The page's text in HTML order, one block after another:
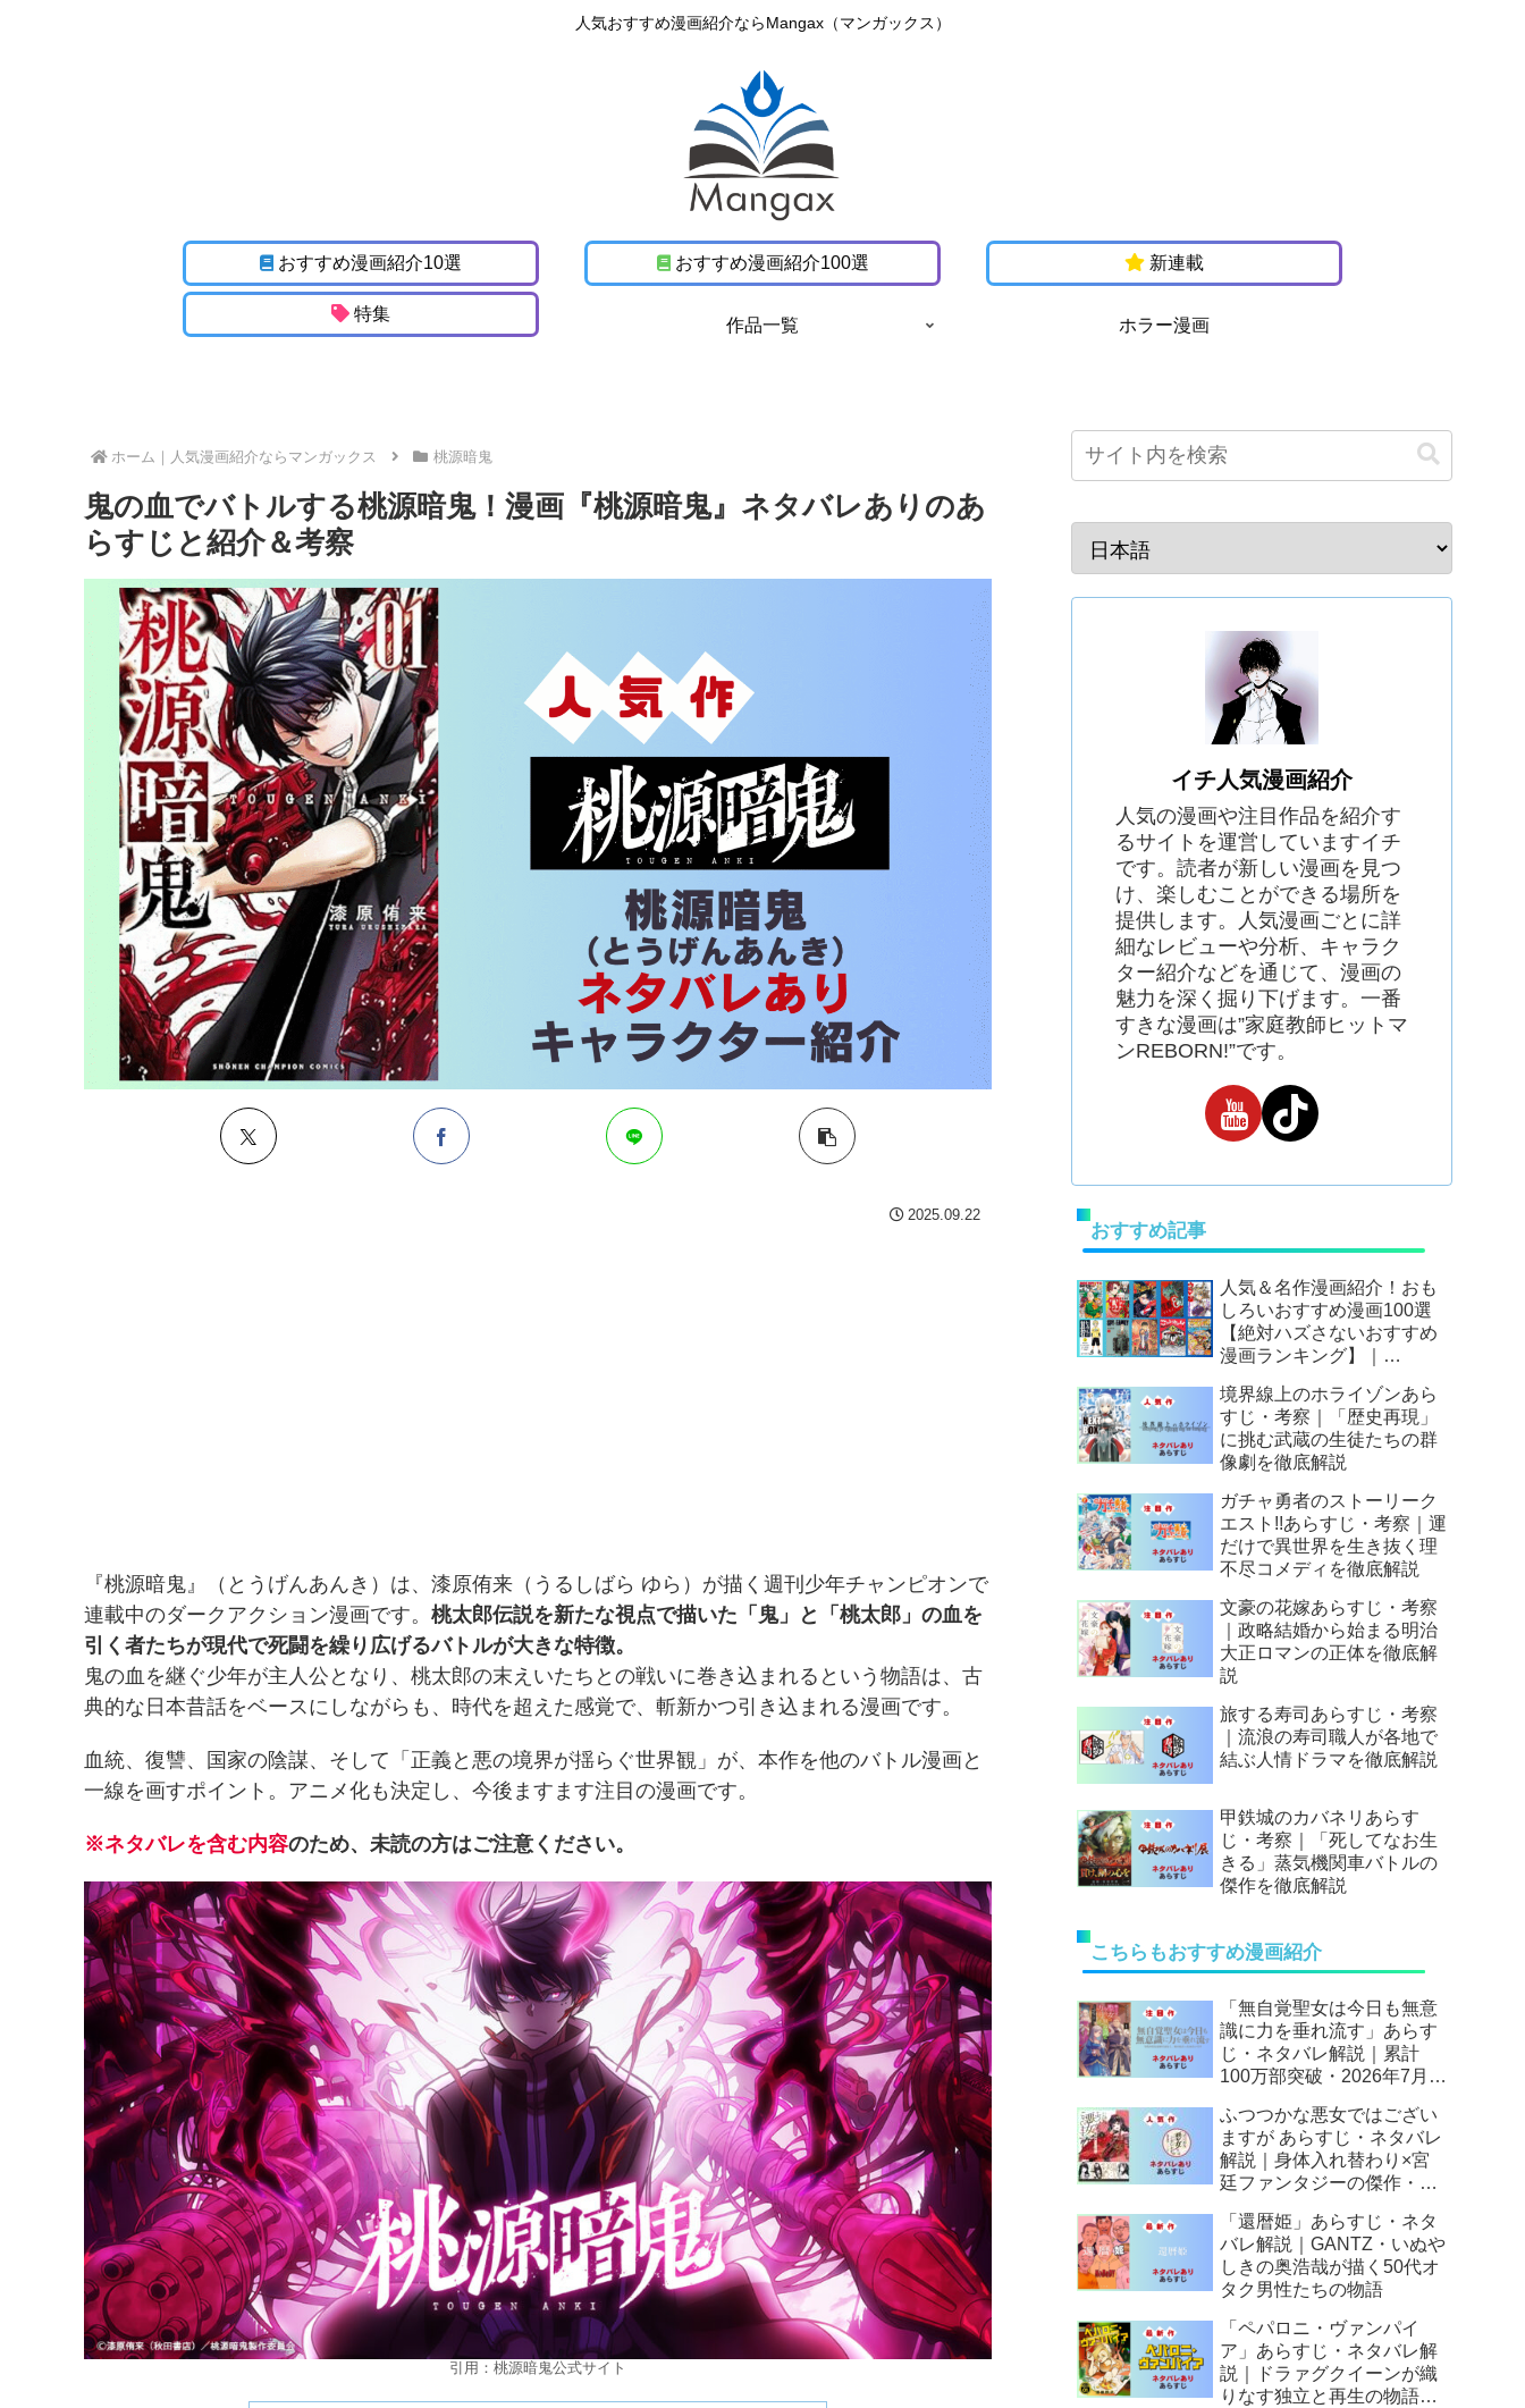
人気おすすめ漫画紹介ならMangax（マンガックス）
おすすめ漫画紹介10選 おすすめ漫画紹介100選 新連載
特集
作品一覧 ホラー漫画
ホーム 桃源暗鬼
鬼の血でバトルする桃源暗鬼！漫画『桃源暗鬼』ネタバレありのあ
らすじと紹介＆考察
2025.09.22
『桃源暗鬼』（とうげんあんき）は、漆原侑来（うるしばら ゆら）が描く週刊少年チャンピオンで
連載中のダークアクション漫画です。 桃太郎伝説を新たな視点で描いた「鬼」と「桃太郎」の血を
引く者たちが現代で死闘を繰り広げるバトルが大きな特徴。
鬼の血を継ぐ少年が主人公となり、桃太郎の末えいたちとの戦いに巻き込まれるという物語は、古
典的な日本昔話をベースにしながらも、時代を超えた感覚で、斬新かつ引き込まれる漫画です。
血統、復讐、国家の陰謀、そして「正義と悪の境界が揺らぐ世界観」が、本作を他のバトル漫画と
一線を画すポイント。アニメ化も決定し、今後ますます注目の漫画です。
※ネタバレを含む内容のため、未読の方はご注意ください。
引用：桃源暗鬼公式サイト
イチ人気漫画紹介
人気の漫画や注目作品を紹介す
るサイトを運営していますイチ
です。読者が新しい漫画を見つ
け、楽しむことができる場所を
提供します。人気漫画ごとに詳
細なレビューや分析、キャラク
ター紹介などを通じて、漫画の
魅力を深く掘り下げます。一番
すきな漫画は”家庭教師ヒットマ
ンREBORN!”です。
おすすめ記事
人気＆名作漫画紹介！おも
しろいおすすめ漫画100選
【絶対ハズさないおすすめ
漫画ランキング】｜
境界線上のホライゾンあら
すじ・考察｜「歴史再現」
に挑む武蔵の生徒たちの群
像劇を徹底解説
ガチャ勇者のストーリーク
エスト!!あらすじ・考察｜運
だけで異世界を生き抜く理
不尽コメディを徹底解説
文豪の花嫁あらすじ・考察
｜政略結婚から始まる明治
大正ロマンの正体を徹底解
説
旅する寿司あらすじ・考察
｜流浪の寿司職人が各地で
結ぶ人情ドラマを徹底解説
甲鉄城のカバネリあらす
じ・考察｜「死してなお生
きる」蒸気機関車バトルの
傑作を徹底解説
こちらもおすすめ漫画紹介
「無自覚聖女は今日も無意
識に力を垂れ流す」あらす
じ・ネタバレ解説｜累計
100万部突破・2026年7月ア
逆転人生
ふつつかな悪女ではござい
ますが あらすじ・ネタバレ
解説｜身体入れ替わり×宮
廷ファンタジーの傑作・
「還暦姫」あらすじ・ネタ
バレ解説｜GANTZ・いぬや
しきの奥浩哉が描く50代オ
タク男性たちの物語
「ペパロニ・ヴァンパイ
ア」あらすじ・ネタバレ解
説｜ドラァグクイーンが織
りなす独立と再生の物語